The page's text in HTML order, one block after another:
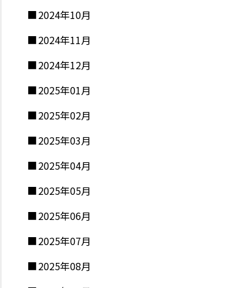
2024年10月
2024年11月
2024年12月
2025年01月
2025年02月
2025年03月
2025年04月
2025年05月
2025年06月
2025年07月
2025年08月